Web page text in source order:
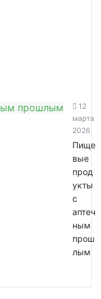
12
марта
2026
Пище
вые
прод
укты
с
аптеч
ным
прош
лым